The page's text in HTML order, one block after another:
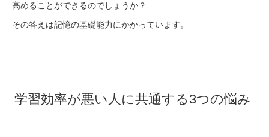
高めることができるのでしょうか？
その答えは記憶の基礎能力にかかっています。
学習効率が悪い人に共通する3つの悩み